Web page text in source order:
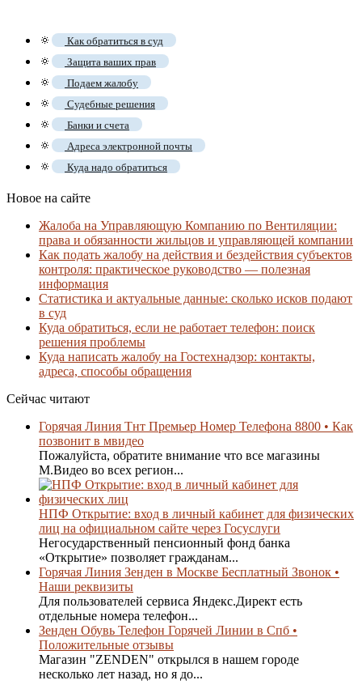
🔅 Как обратиться в суд
🔅 Защита ваших прав
🔅 Подаем жалобу
🔅 Судебные решения
🔅 Банки и счета
🔅 Адреса электронной почты
🔅 Куда надо обратиться
Новое на сайте
Жалоба на Управляющую Компанию по Вентиляции:
права и обязанности жильцов и управляющей компании
Как подать жалобу на действия и бездействия субъектов
контроля: практическое руководство — полезная
информация
Статистика и актуальные данные: сколько исков подают
в суд
Куда обратиться, если не работает телефон: поиск
решения проблемы
Куда написать жалобу на Гостехнадзор: контакты,
адреса, способы обращения
Сейчас читают
Горячая Линия Тнт Премьер Номер Телефона 8800 • Как
позвонит в мвидео
Пожалуйста, обратите внимание что все магазины
М.Видео во всех регион...
НПФ Открытие: вход в личный кабинет для физических
лиц на официальном сайте через Госуслуги
Негосударственный пенсионный фонд банка
«Открытие» позволяет гражданам...
Горячая Линия Зенден в Москве Бесплатный Звонок •
Наши реквизиты
Для пользователей сервиса Яндекс.Директ есть
отдельные номера телефон...
Зенден Обувь Телефон Горячей Линии в Спб •
Положительные отзывы
Магазин "ZENDEN" открылся в нашем городе
несколько лет назад, но я до...